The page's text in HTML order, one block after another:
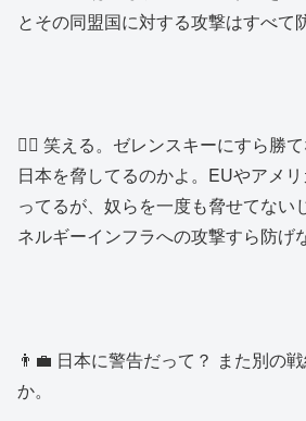
とその同盟国に対する攻撃はすべて
👱‍♂️ 笑える。ゼレンスキーにすら勝
日本を脅してるのかよ。EUやアメ
ってるが、奴らを一度も脅せてない
ネルギーインフラへの攻撃すら防げ
👨‍💼 日本に警告だって？ また別の
か。